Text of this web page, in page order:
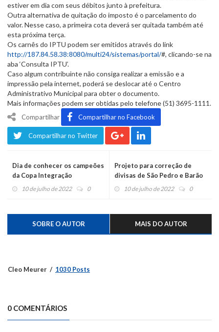
estiver em dia com seus débitos junto à prefeitura.
Outra alternativa de quitação do imposto é o parcelamento do
valor. Nesse caso, a primeira cota deverá ser quitada também até
esta próxima terça.
Os carnês do IPTU podem ser emitidos através do link
http://187.84.58.38:8080/multi24/sistemas/portal/#, clicando-se na
aba ‘Consulta IPTU’.
Caso algum contribuinte não consiga realizar a emissão e a
impressão pela internet, poderá se deslocar até o Centro
Administrativo Municipal para obter o documento.
Mais informações podem ser obtidas pelo telefone (51) 3695-1111.
Compartilhar Compartilhar no Facebook
Compartilhar no Twitter
Dia de conhecer os campeões
da Copa Integração
10 de julho de 2022 0
Projeto para correção de
divisas de São Pedro e Barão
é protocolado na Assembleia
10 de julho de 2022 0
SOBRE O AUTOR MAIS DO AUTOR
Cleo Meurer 1030 Posts
0 COMENTÁRIOS